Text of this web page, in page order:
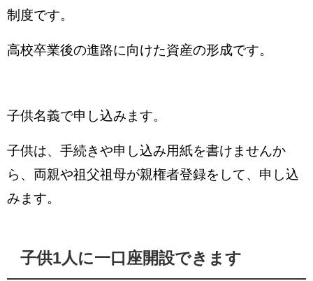
制度です。
高校卒業後の進路に向けた資産の形成です。
子供名義で申し込みます。
子供は、手続きや申し込み用紙を書けませんか
ら、
両親や祖父祖母が親権者登録をして、申し込
みます。
子供1人に一口座開設できます